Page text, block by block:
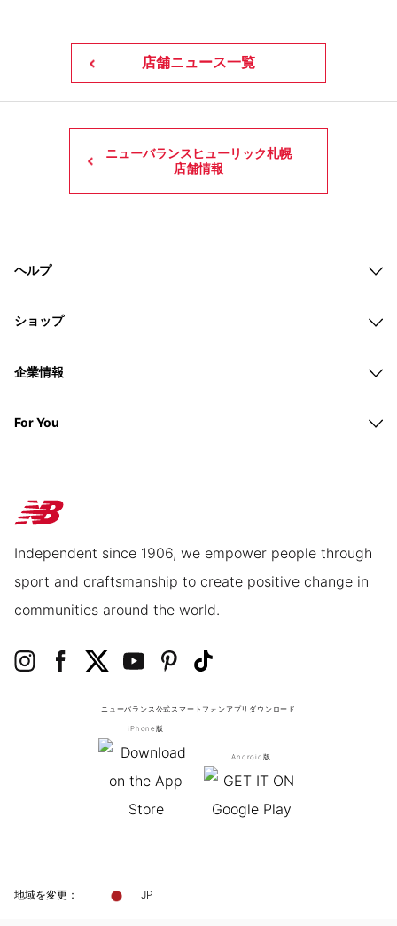
店舗ニュース一覧
ニューバランスヒューリック札幌
店舗情報
ヘルプ
ショップ
企業情報
For You
Independent since 1906, we empower people through
sport and craftsmanship to create positive change in
communities around the world.
ニューバランス公式スマートフォンアプリ ダウンロード
iPhone版
Android版
地域を変更： JP